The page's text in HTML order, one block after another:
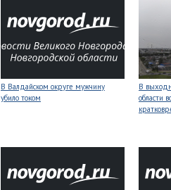
В Валдайском округе мужчину
убило током
В
области